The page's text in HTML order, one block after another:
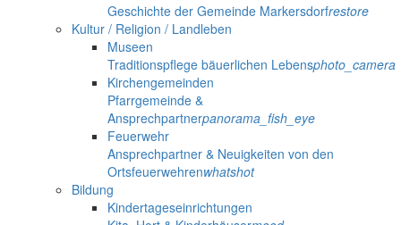
Geschichte der Gemeinde Markersdorfrestore
Kultur / Religion / Landleben
Museen
Traditionspflege bäuerlichen Lebensphoto_camera
Kirchengemeinden
Pfarrgemeinde &
Ansprechpartnerpanorama_fish_eye
Feuerwehr
Ansprechpartner & Neuigkeiten von den
Ortsfeuerwehrenwhatshot
Bildung
Kindertageseinrichtungen